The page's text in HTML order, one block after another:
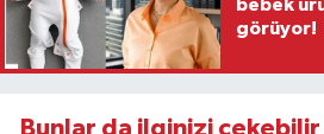
bebek
görüyor!
Bunlar da ilginizi çekebilir